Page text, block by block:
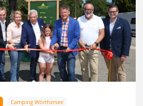
Camping Wörthersee